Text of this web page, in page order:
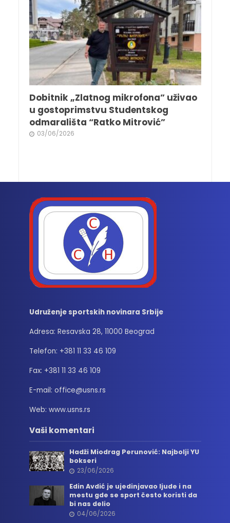
Dobitnik „Zlatnog mikrofona” uživao
u gostoprimstvu Studentskog
odmarališta “Ratko Mitrović”
03/06/2026
Udruženje sportskih novinara Srbije
Adresa: Resavska 28, 11000 Beograd
Telefon: +381 11 33 46 109
Fax: +381 11 33 46 109
E-mail: office@usns.rs
Web: www.usns.rs
Vaši komentari
Hadži Miodrag Perunović: Najbolji YU
bokseri
23/06/2026
Edin Avdić je ujedinjavao ljude i na
mestu gde se sport često koristi da
bi nas delio
04/06/2026